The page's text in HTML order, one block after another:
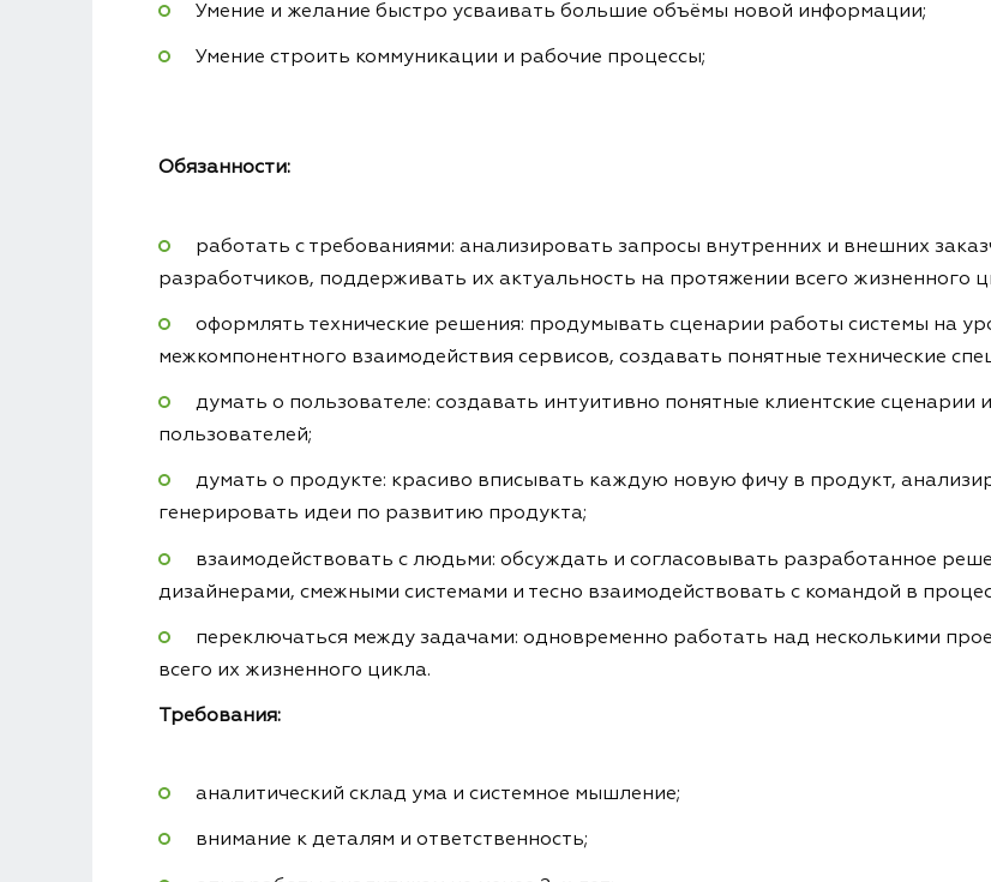
Умение и желание быстро усваивать большие объёмы новой информации;
Умение строить коммуникации и рабочие процессы;
Обязанности:
работать с требованиями: анализировать запросы внутренних и внешних
разработчиков, поддерживать их актуальность на протяжении всего жизненного
оформлять технические решения: продумывать сценарии работы системы на
межкомпонентного взаимодействия сервисов, создавать понятные технические
думать о пользователе: создавать интуитивно понятные клиентские сценарии
пользователей;
думать о продукте: красиво вписывать каждую новую фичу в продукт,
генерировать идеи по развитию продукта;
взаимодействовать с людьми: обсуждать и согласовывать разработанное
дизайнерами, смежными системами и тесно взаимодействовать с командой в
переключаться между задачами: одновременно работать над несколькими
всего их жизненного цикла.
Требования:
аналитический склад ума и системное мышление;
внимание к деталям и ответственность;